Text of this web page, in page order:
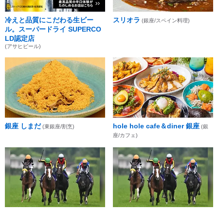
冷えと品質にこだわる生ビー
ル。スーパードライ SUPERCO
LD認定店
(アサヒビール)
スリオラ (銀座/スペイン料理)
銀座 しまだ (東銀座/割烹) hole hole cafe＆diner 銀座 (銀
座/カフェ)